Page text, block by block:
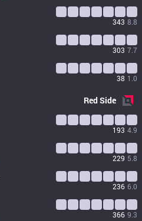
343 8.8
303 7.7
38 1.0
RedSide
193 4.9
229 5.8
236 6.0
366 9.3